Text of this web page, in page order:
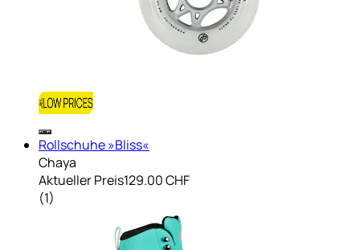
Rollschuhe »Bliss«
Chaya
Aktueller Preis129.00 CHF
(1)